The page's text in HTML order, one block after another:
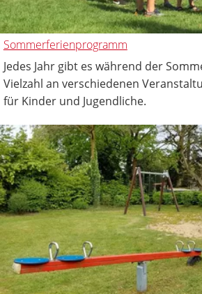
Sommerferienprogramm
Jedes Jahr gibt es während der
Vielzahl an verschiedenen
für Kinder und Jugendliche.